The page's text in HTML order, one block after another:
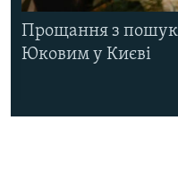
Прощання з
Юковим у Києві